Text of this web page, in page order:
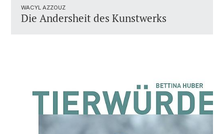
WACYL AZZOUZ
Die Andersheit des Kunstwerks